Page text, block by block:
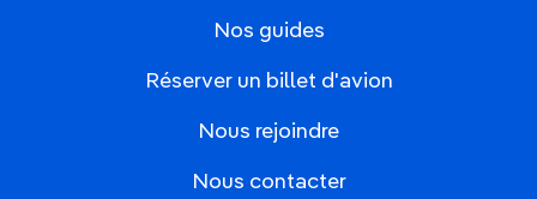
Nos guides
Réserver un billet d'avion
Nous rejoindre
Nous contacter